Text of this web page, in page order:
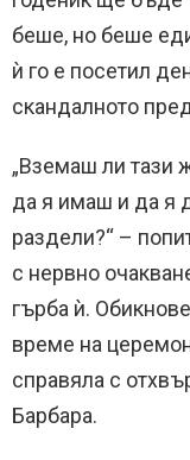
беше, но беше
ѝ го е посетил
скандалното
„Вземаш ли тази
да я имаш и да я
раздели?“ –
с нервно
гърба ѝ.
време на
справяла с
Барбара.